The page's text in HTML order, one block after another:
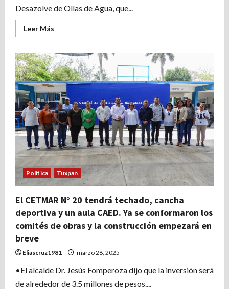
Desazolve de Ollas de Agua, que...
Leer Más
más
Movilizan
maquinaria
a
Sabanilla
para
Ollas
de
Agua
Politica Tuxpan
El CETMAR N° 20 tendrá techado, cancha
deportiva y un aula CAED. Ya se conformaron los
comités de obras y la construcción empezará en
breve
Eliascruz1981 marzo 28, 2025
•El alcalde Dr. Jesús Fomperoza dijo que la inversión será
de alrededor de 3.5 millones de pesos....